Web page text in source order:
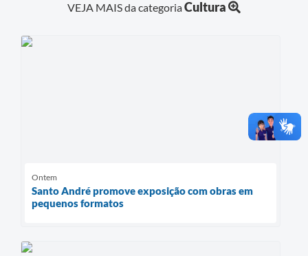
VEJA MAIS da categoriaCultura
Ontem
Santo André promove exposição com obras em
pequenos formatos